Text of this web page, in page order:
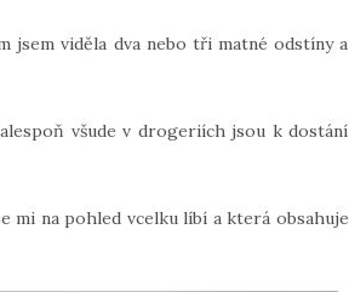
jsem viděla dva nebo tři matné odstíny a
všude v drogeriích jsou k dostání
mi na pohled vcelku líbí a která obsahuje